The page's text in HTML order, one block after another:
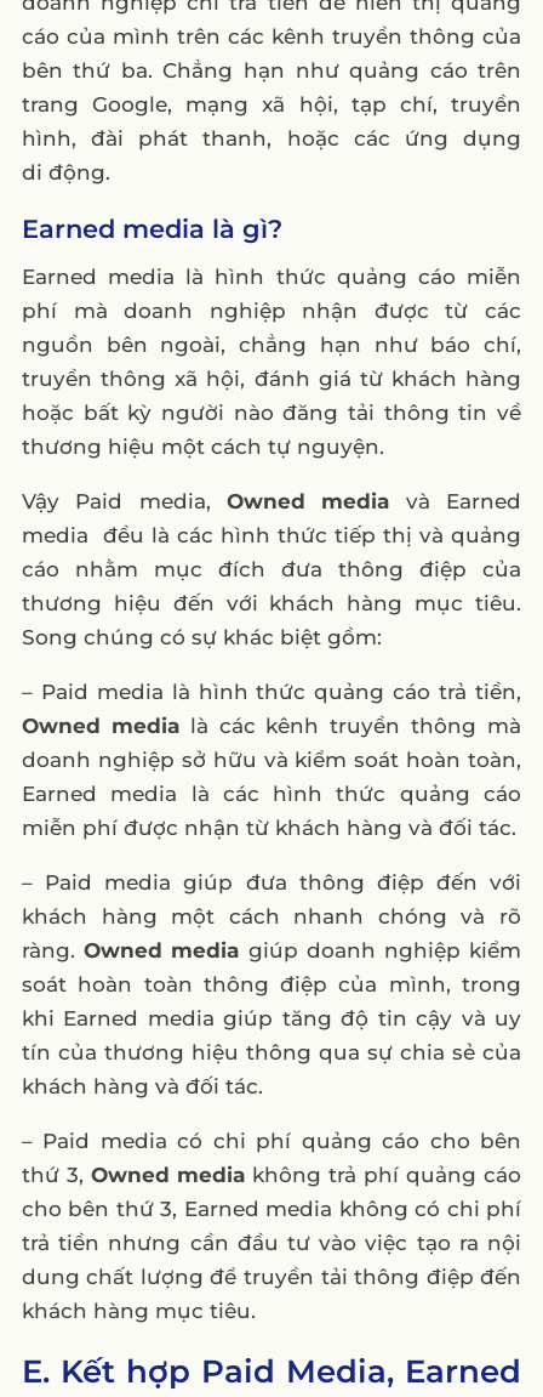
cáo của mình trên các kênh truyền thông của
bên thứ ba. Chẳng hạn như quảng cáo trên
trang Google, mạng xã hội, tạp chí, truyền
hình, đài phát thanh, hoặc các ứng dụng
di động.
Earned media là gì?
Earned media là hình thức quảng cáo miễn
phí mà doanh nghiệp nhận được từ các
nguồn bên ngoài, chẳng hạn như báo chí,
truyền thông xã hội, đánh giá từ khách hàng
hoặc bất kỳ người nào đăng tải thông tin về
thương hiệu một cách tự nguyện.
Vậy Paid media, Owned media và Earned
media đều là các hình thức tiếp thị và quảng
cáo nhằm mục đích đưa thông điệp của
thương hiệu đến với khách hàng mục tiêu.
Song chúng có sự khác biệt gồm:
– Paid media là hình thức quảng cáo trả tiền,
Owned medialà các kênh truyền thông mà
doanh nghiệp sở hữu và kiểm soát hoàn toàn,
Earned media là các hình thức quảng cáo
miễn phí được nhận từ khách hàng và đối tác.
– Paid media giúp đưa thông điệp đến với
khách hàng một cách nhanh chóng và rõ
ràng.Owned media giúp doanh nghiệp kiểm
soát hoàn toàn thông điệp của mình, trong
khi Earned media giúp tăng độ tin cậy và uy
tín của thương hiệu thông qua sự chia sẻ của
khách hàng và đối tác.
– Paid media có chi phí quảng cáo cho bên
thứ 3, Owned media không trả phí quảng cáo
cho bên thứ 3, Earned media không có chi phí
trả tiền nhưng cần đầu tư vào việc tạo ra nội
dung chất lượng để truyền tải thông điệp đến
khách hàng mục tiêu.
E. Kết hợp Paid Media, Earned